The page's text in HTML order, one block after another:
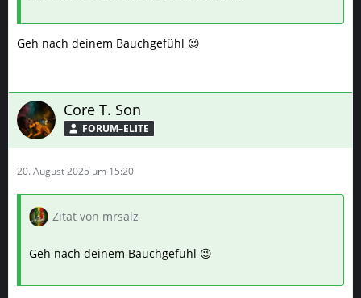
Geh nach deinem Bauchgefühl 😉
Core T. Son
FORUM–ELITE
20. August 2025 um 15:20
Zitat von mrsalz
Geh nach deinem Bauchgefühl 😉